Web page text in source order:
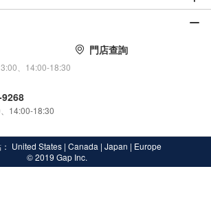
、14:00-18:30
門店查詢
14:00-18:30
United States | Canada | Japan | Europe
© 2019 Gap Inc.